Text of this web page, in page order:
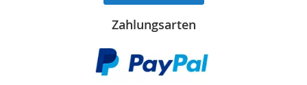
Zahlungsarten